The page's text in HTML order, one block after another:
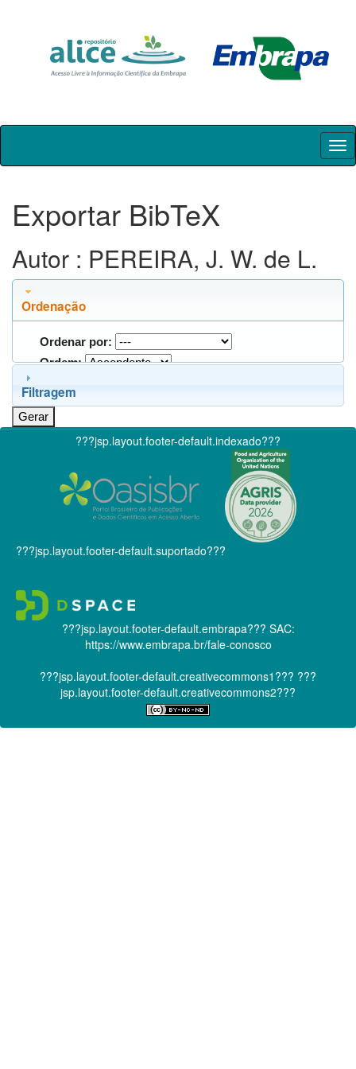
Skip
Exportar BibTeX
Autor : PEREIRA, J. W. de L.
Ordenação
Ordenar por:
Ordem:
Filtragem
???jsp.layout.footer-default.indexado???
???jsp.layout.footer-default.suportado???
???jsp.layout.footer-default.embrapa??? SAC:
https://www.embrapa.br/fale-conosco
???jsp.layout.footer-default.creativecommons1??? ???
jsp.layout.footer-default.creativecommons2???